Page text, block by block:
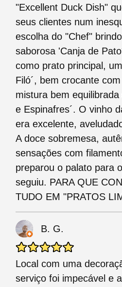
"Excellent Duck Dish"
seus clientes num
escolha do "Chef"
saborosa 'Canja de
como prato principal,
Filó´, bem crocante
mistura bem
e Espinafres´. O vinho
era excelente,
A doce sobremesa,
sensações com
preparou o palato para
seguiu. PARA QUE
TUDO EM "PRATOS
B. G.
Local com uma
serviço foi impecável e